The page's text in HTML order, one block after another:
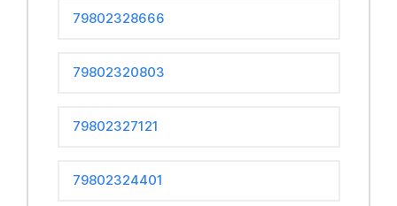
79802328666
79802320803
79802327121
79802324401